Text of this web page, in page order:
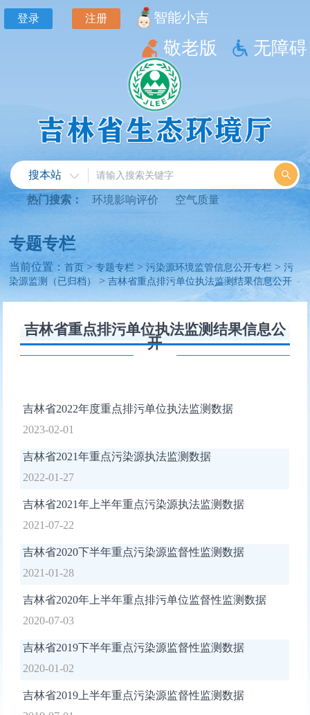
登录 注册 智能小吉
敬老版 无障碍
搜本站
热门搜索： 环境影响评价 空气质量
专题专栏
当前位置：首页>专题专栏 >污染源环境监管信息公开专栏 >污
染源监测（已归档）
>吉林省重点排污单位执法监测结果信息公开
吉林省重点排污单位执法监测结果信息公
开
吉林省2022年度重点排污单位执法监测数据
2023-02-01
吉林省2021年重点污染源执法监测数据
2022-01-27
吉林省2021年上半年重点污染源执法监测数据
2021-07-22
吉林省2020下半年重点污染源监督性监测数据
2021-01-28
吉林省2020年上半年重点排污单位监督性监测数据
2020-07-03
吉林省2019下半年重点污染源监督性监测数据
2020-01-02
吉林省2019上半年重点污染源监督性监测数据